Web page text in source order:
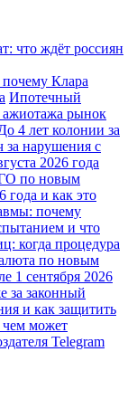
что ждёт россиян
Клара
Ипотечный
ажиотажа рынок
4 лет колонии за
нарушения с
2026 года
по новым
года и как это
почему
и что
когда процедура
по новым
1 сентября 2026
за законный
и как защитить
чем может
Telegram